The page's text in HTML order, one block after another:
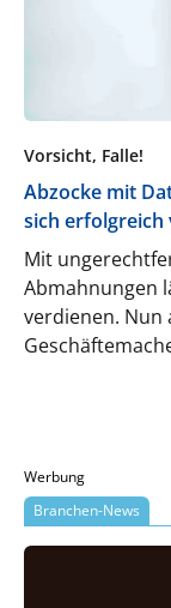
Vorsicht, Falle!
Abzocke mit
sich erfolgreich
Mit
Abmahnungen
verdienen. Nun
Werbung
Branchen-News